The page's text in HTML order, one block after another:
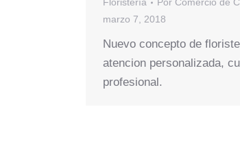
marzo 7, 2018
Nuevo concepto de
atencion personalizada,
profesional.